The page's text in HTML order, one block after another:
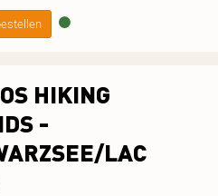
HIKING
-
LAC